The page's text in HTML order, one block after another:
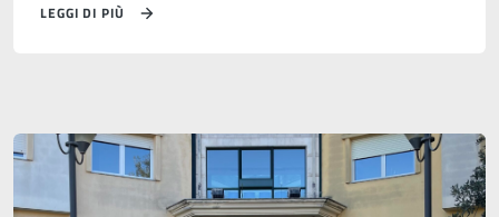
LEGGI DI PIÙ